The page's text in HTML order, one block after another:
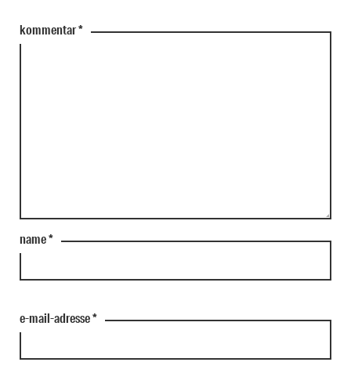
kommentar*
name*
e-mail-adresse*